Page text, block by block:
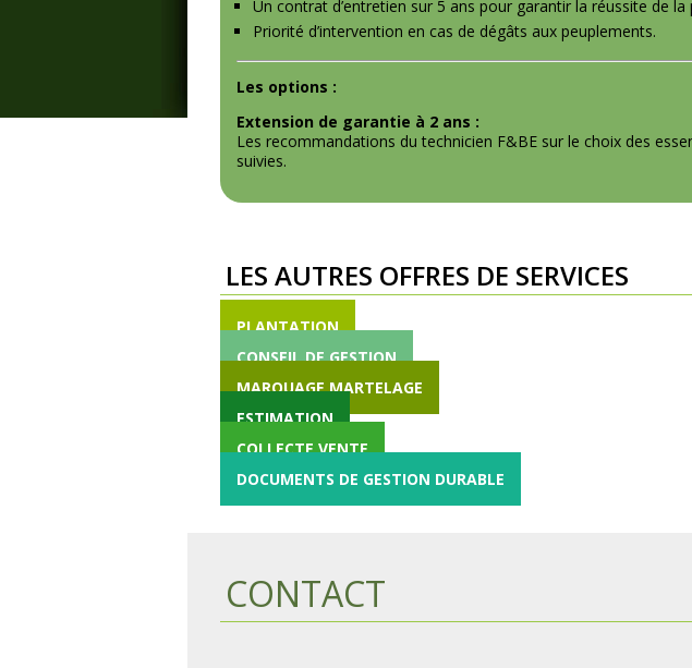
Un contrat d’entretien sur 5 ans pour garantir la réussite de la
Priorité d’intervention en cas de dégâts aux peuplements.
Les options :
Extension de garantie à 2 ans :
Les recommandations du technicien F&BE sur le choix des
suivies.
LES AUTRES OFFRES DE SERVICES
PLANTATION
CONSEIL DE GESTION
MARQUAGE MARTELAGE
ESTIMATION
COLLECTE VENTE
DOCUMENTS DE GESTION DURABLE
CONTACT